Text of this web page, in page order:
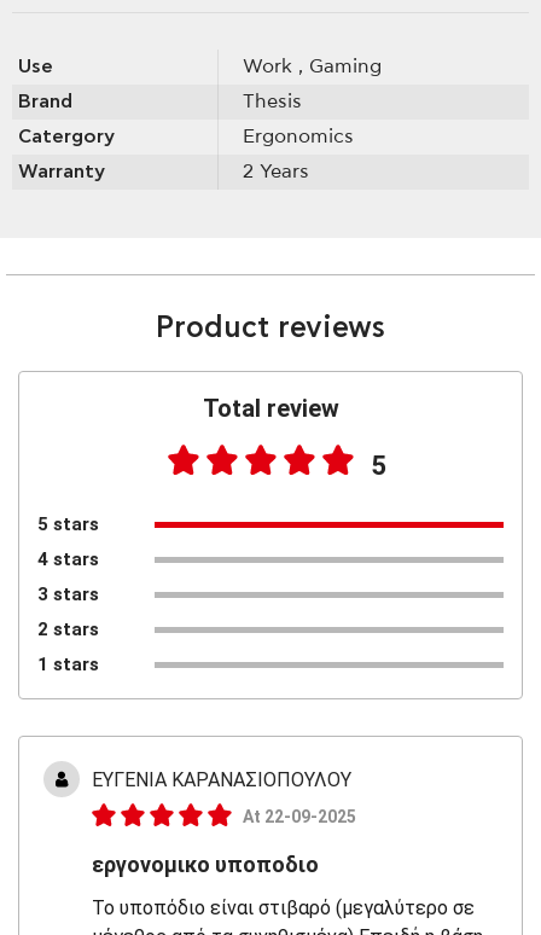
Use Work , Gaming
Brand
Thesis
Catergory
Ergonomics
Warranty
2 Years
Product reviews
Total review
5
5 stars
4 stars
3 stars
2 stars
1 stars
ΕΥΓΕΝΙΑ ΚΑΡΑΝΑΣΙΟΠΟΥΛΟΥ
At 22-09-2025
εργονομικο υποποδιο
Το υποπόδιο είναι στιβαρό (μεγαλύτερο σε